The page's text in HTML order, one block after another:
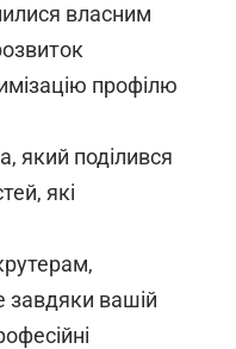
власним
профілю
який поділився
які
завдяки вашій